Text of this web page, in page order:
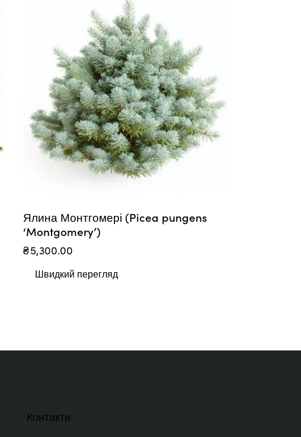
Ялина Монтгомері (Picea pungens
‘Montgomery’)
₴5,300.00
Швидкий перегляд
Контакти